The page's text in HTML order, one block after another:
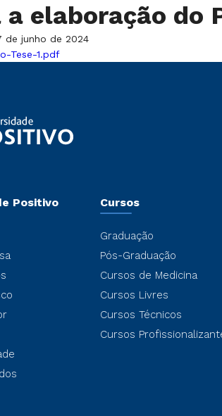
elaboração do
de junho de 2024
Tese-1.pdf
Positivo Cursos
Graduação
Pós-Graduação
Cursos de Medicina
Cursos Livres
Cursos Técnicos
Cursos